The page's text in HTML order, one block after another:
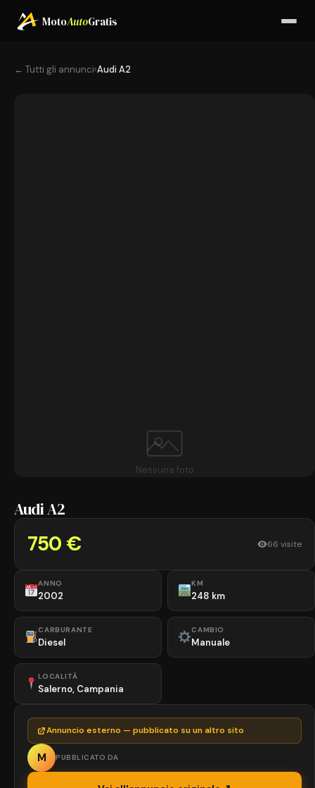
MotoAutoGratis
← Tutti gli annunci›Audi A2
Nessuna foto
Audi A2
750 € 66 visite
ANNO
2002
KM
248 km
CARBURANTE
Diesel
CAMBIO
Manuale
LOCALITÀ
Salerno, Campania
Annuncio esterno — pubblicato su un altro sito
M PUBBLICATO DA